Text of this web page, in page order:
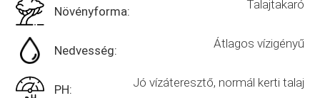
Növényforma: Talajtakaró
Nedvesség: Átlagos vízigényű
PH: Jó vízáteresztő, normál kerti talaj